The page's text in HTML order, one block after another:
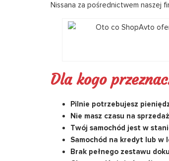
Nissana za pośrednictwem naszej
Dla kogo
Pilnie potrzebujesz
Nie masz czasu na sprzedaż
Twój samochód jest w
Samochód na kredyt lub w
Brak pełnego zestawu